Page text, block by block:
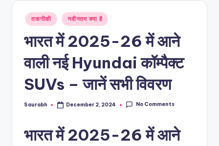
खेल,
और
Posted
in
तकनीकी नवीनतम क्या है
भारत में 2025-26 में आने
वाली नई Hyundai कॉम्पैक्ट
SUVs – जानें सभी विवरण
Posted
Saurabh December 2, 2024 No Comments
भारत में 2025-26 में आने